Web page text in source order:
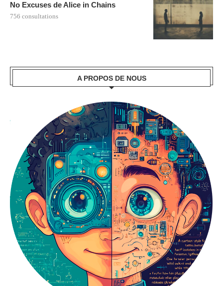
No Excuses de Alice in Chains
756 consultations
A PROPOS DE NOUS